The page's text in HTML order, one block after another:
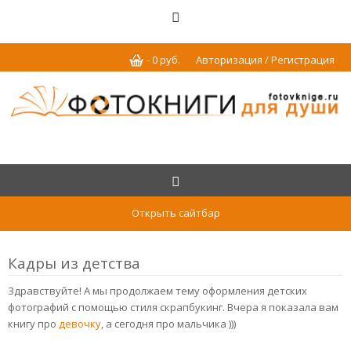
Авторизация / Регистрация
-0руб.
Открыть сайтбар
Кадры из детства
Здравствуйте! А мы продолжаем тему оформления детских
фотографий с помощью стиля скрапбукинг. Вчера я показала вам
книгу про девочку, а сегодня про мальчика )))